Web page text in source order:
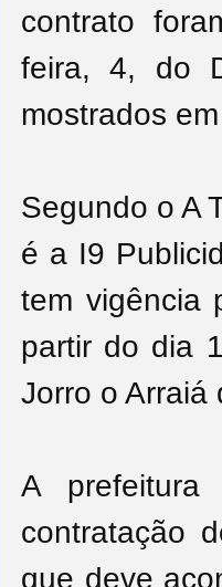
contrato
feira, 4, do
mostrados
Segundo o A
é a I9
tem vigência
partir do dia
Jorro o Arraiá
A
contratação
que deve